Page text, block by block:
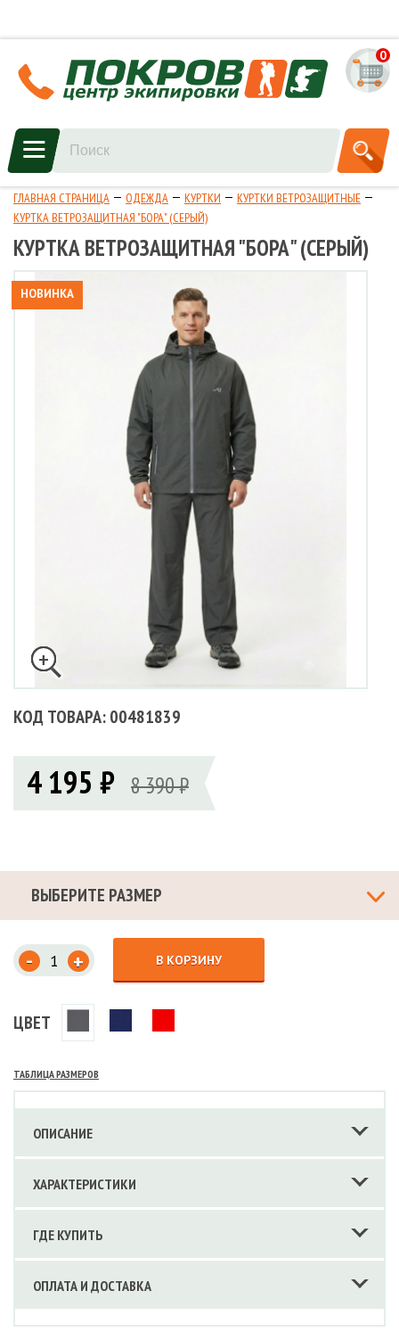
0
ГЛАВНАЯ СТРАНИЦА ОДЕЖДА КУРТКИ
КУРТКИ ВЕТРОЗАЩИТНЫЕ
КУРТКА ВЕТРОЗАЩИТНАЯ "БОРА" (СЕРЫЙ)
КУРТКА ВЕТРОЗАЩИТНАЯ "БОРА" (СЕРЫЙ)
НОВИНКА
КОД ТОВАРА: 00481839
4 195 ₽ 8 390 ₽
ВЫБЕРИТЕ РАЗМЕР
- + В КОРЗИНУ
ЦВЕТ
ТАБЛИЦА РАЗМЕРОВ
ОПИСАНИЕ
ХАРАКТЕРИСТИКИ
ГДЕ КУПИТЬ
ОПЛАТА И ДОСТАВКА